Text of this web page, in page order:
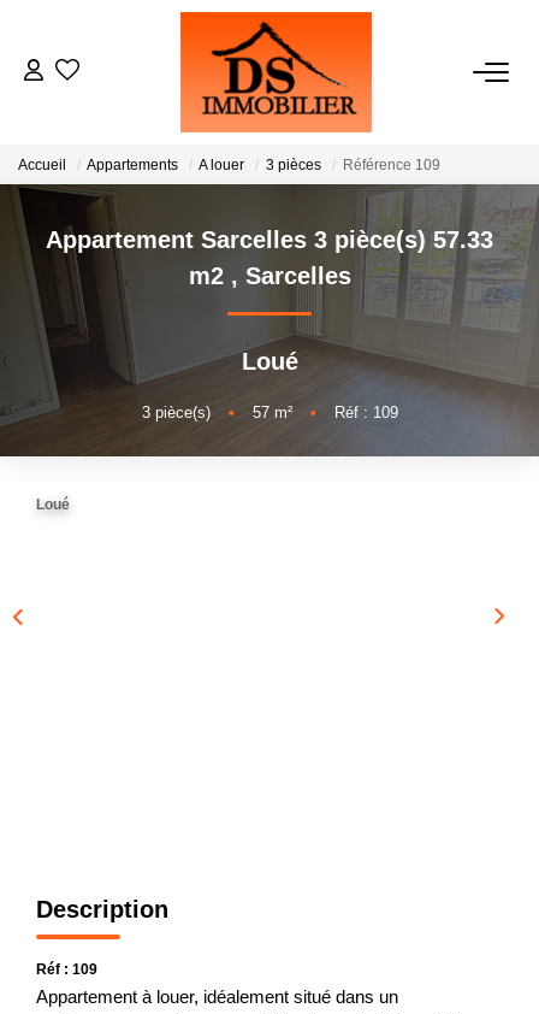
ACHATS
ESTIMATION
GESTION
NOTRE AGENCE
Accueil Appartements A louer 3 pièces Référence 109
Appartement Sarcelles 3 pièce(s) 57.33
m2 , Sarcelles
Loué
3pièce(s) • 57m² • Réf : 109
Loué
Description
Réf : 109
Appartement à louer, idéalement situé dans un